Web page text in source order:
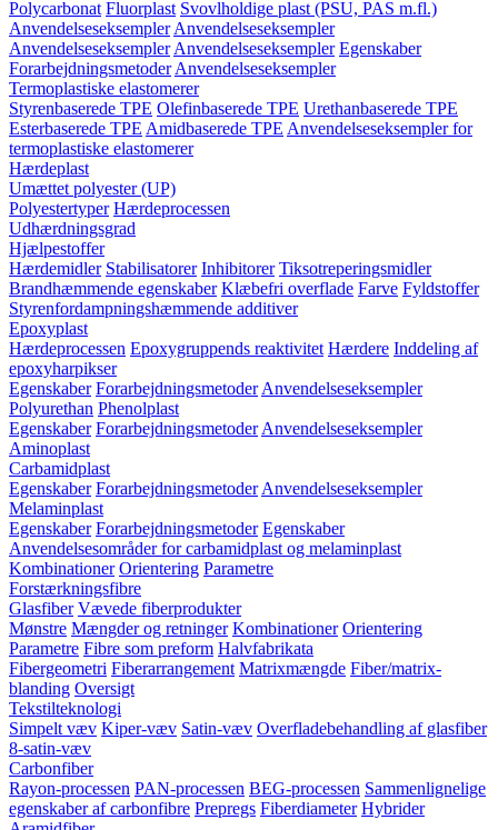
Polycarbonat Fluorplast Svovlholdige plast (PSU, PAS m.fl.)
Anvendelseseksempler Anvendelseseksempler
Anvendelseseksempler Anvendelseseksempler Egenskaber
Forarbejdningsmetoder Anvendelseseksempler
Termoplastiske elastomerer
Styrenbaserede TPE Olefinbaserede TPE Urethanbaserede TPE
Esterbaserede TPE Amidbaserede TPE Anvendelseseksempler for
termoplastiske elastomerer
Hærdeplast
Umættet polyester (UP)
Polyestertyper Hærdeprocessen
Udhærdningsgrad
Hjælpestoffer
Hærdemidler Stabilisatorer Inhibitorer Tiksotreperingsmidler
Brandhæmmende egenskaber Klæbefri overflade Farve Fyldstoffer
Styrenfordampningshæmmende additiver
Epoxyplast
Hærdeprocessen Epoxygruppends reaktivitet Hærdere Inddeling af
epoxyharpikser
Egenskaber Forarbejdningsmetoder Anvendelseseksempler
Polyurethan Phenolplast
Egenskaber Forarbejdningsmetoder Anvendelseseksempler
Aminoplast
Carbamidplast
Egenskaber Forarbejdningsmetoder Anvendelseseksempler
Melaminplast
Egenskaber Forarbejdningsmetoder Egenskaber
Anvendelsesområder for carbamidplast og melaminplast
Kombinationer Orientering Parametre
Forstærkningsfibre
Glasfiber Vævede fiberprodukter
Mønstre Mængder og retninger Kombinationer Orientering
Parametre Fibre som preform Halvfabrikata
Fibergeometri Fiberarrangement Matrixmængde Fiber/matrix-
blanding Oversigt
Tekstilteknologi
Simpelt væv Kiper-væv Satin-væv Overfladebehandling af glasfiber
8-satin-væv
Carbonfiber
Rayon-processen PAN-processen BEG-processen Sammenlignelige
egenskaber af carbonfibre Prepregs Fiberdiameter Hybrider